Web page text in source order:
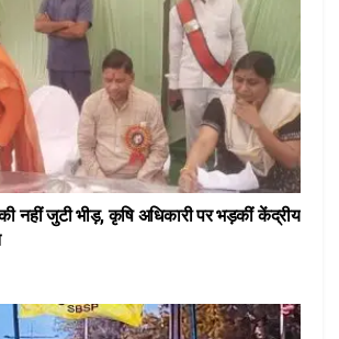
नहीं जुटी भीड़, कृषि अधिकारी पर भड़कीं केंद्रीय